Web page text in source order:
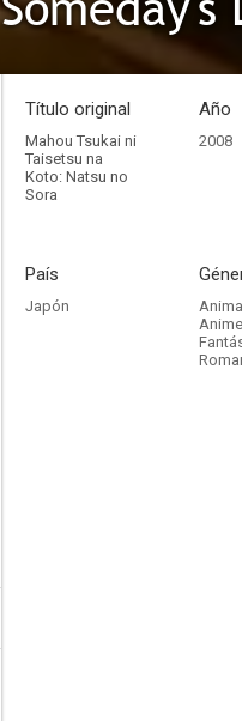
Título original
Mahou Tsukai ni
Taisetsu na
Koto: Natsu no
Sora
Año
2008
País
Japón
Anime